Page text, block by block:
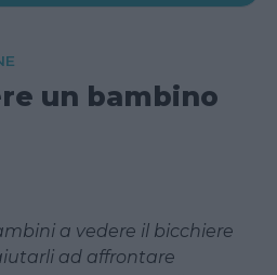
un bambino
a vedere il bicchiere
ad affrontare